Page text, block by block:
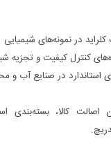
در نمونه‌های شیمیایی
کنترل کیفیت و تجزیه
استاندارد در صنایع آب
کالا، بسته‌بندی